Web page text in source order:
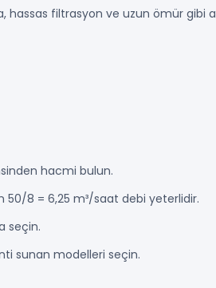
hassas filtrasyon ve uzun ömür gibi
hacmi bulun.
50/8 = 6,25 m³/saat debi yeterlidir.
seçin.
sunan modelleri seçin.